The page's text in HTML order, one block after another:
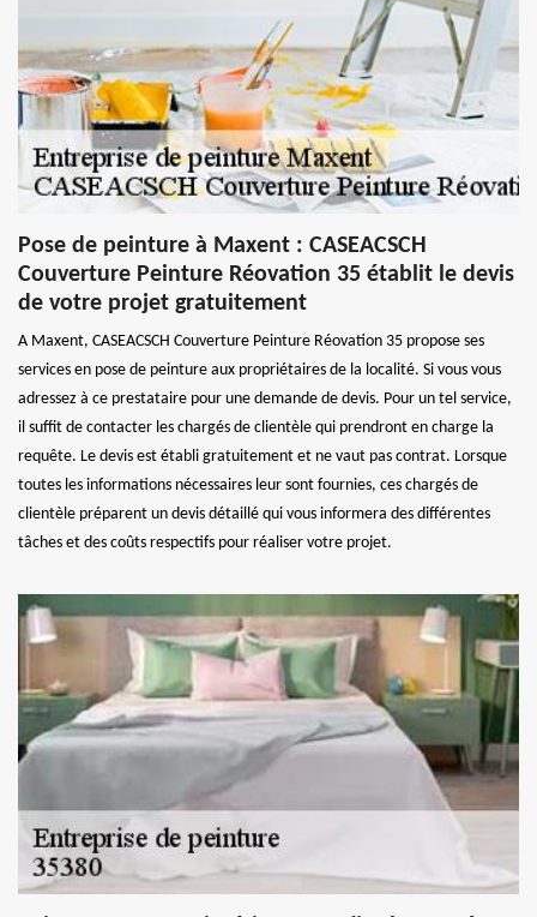
Pose de peinture à Maxent : CASEACSCH
Couverture Peinture Réovation 35 établit le devis
de votre projet gratuitement
A Maxent, CASEACSCH Couverture Peinture Réovation 35 propose ses
services en pose de peinture aux propriétaires de la localité. Si vous vous
adressez à ce prestataire pour une demande de devis. Pour un tel service,
il suffit de contacter les chargés de clientèle qui prendront en charge la
requête. Le devis est établi gratuitement et ne vaut pas contrat. Lorsque
toutes les informations nécessaires leur sont fournies, ces chargés de
clientèle préparent un devis détaillé qui vous informera des différentes
tâches et des coûts respectifs pour réaliser votre projet.